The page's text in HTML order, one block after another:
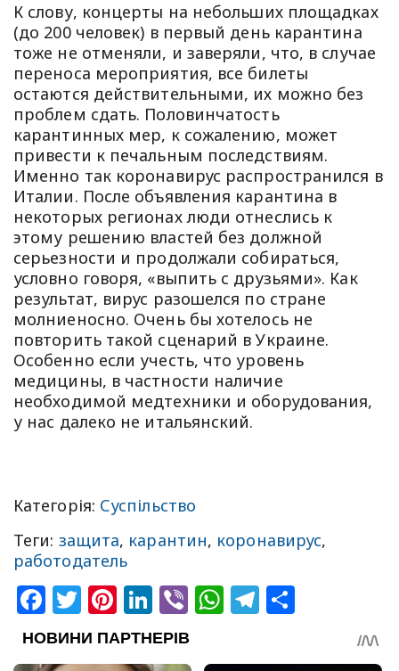
К слову, концерты на небольших площадках
(до 200 человек) в первый день карантина
тоже не отменяли, и заверяли, что, в случае
переноса мероприятия, все билеты
остаются действительными, их можно без
проблем сдать. Половинчатость
карантинных мер, к сожалению, может
привести к печальным последствиям.
Именно так коронавирус распространился в
Италии. После объявления карантина в
некоторых регионах люди отнеслись к
этому решению властей без должной
серьезности и продолжали собираться,
условно говоря, «выпить с друзьями». Как
результат, вирус разошелся по стране
молниеносно. Очень бы хотелось не
повторить такой сценарий в Украине.
Особенно если учесть, что уровень
медицины, в частности наличие
необходимой медтехники и оборудования,
у нас далеко не итальянский.
Категорія: Суспільство
Теги: защита, карантин, коронавирус,
работодатель
Facebook
Twitter
Pinterest
LinkedIn
ViberWhatsApp
Telegram